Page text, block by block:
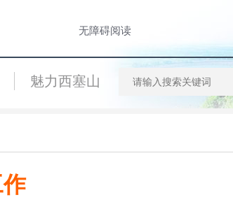
无障碍阅读
魅力西塞山